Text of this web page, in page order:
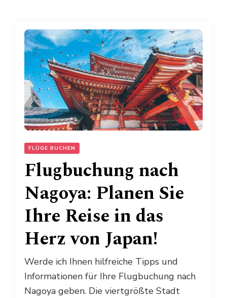
FLÜGE BUCHEN
Flugbuchung nach
Nagoya: Planen Sie
Ihre Reise in das
Herz von Japan!
Werde ich Ihnen hilfreiche Tipps und
Informationen für Ihre Flugbuchung nach
Nagoya geben. Die viertgrößte Stadt